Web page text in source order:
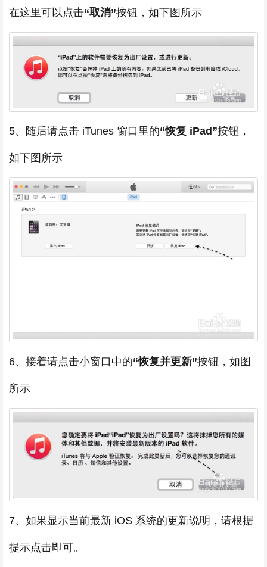
在这里可以点击“取消”按钮，如下图所示
5、随后请点击 iTunes 窗口里的“恢复 iPad”按钮，
如下图所示
6、接着请点击小窗口中的“恢复并更新”按钮，如图
所示
7、如果显示当前最新 iOS 系统的更新说明，请根据
提示点击即可。